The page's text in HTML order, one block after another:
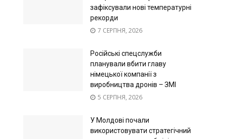
зафіксували нові температурні
рекорди
7 СЕРПНЯ, 2026
Російські спецслужби
планували вбити главу
німецької компанії з
виробництва дронів – ЗМІ
5 СЕРПНЯ, 2026
У Молдові почали
використовувати стратегічний